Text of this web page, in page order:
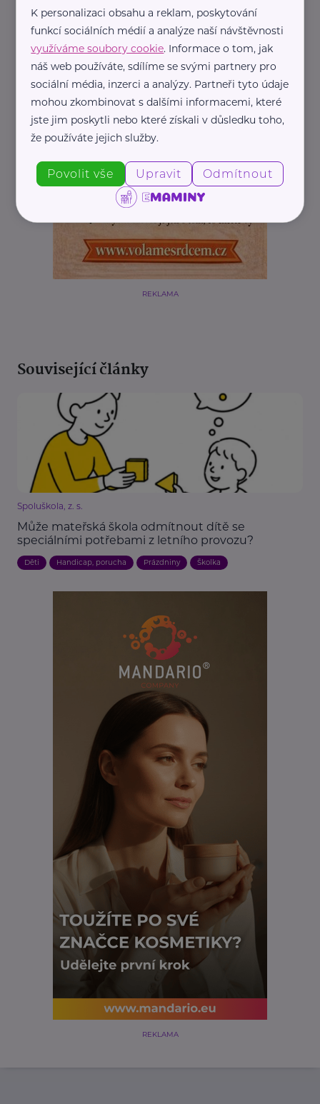
REKLAMA
Související články
Spoluškola, z. s.
Může mateřská škola odmítnout dítě se
speciálními potřebami z letního provozu?
Děti Handicap, porucha Prázdniny Školka
REKLAMA
K personalizaci obsahu a reklam, poskytování
funkcí sociálních médií a analýze naší návštěvnosti
využíváme soubory cookie. Informace o tom, jak
náš web používáte, sdílíme se svými partnery pro
sociální média, inzerci a analýzy. Partneři tyto údaje
mohou zkombinovat s dalšími informacemi, které
jste jim poskytli nebo které získali v důsledku toho,
že používáte jejich služby.
Povolit vše Upravit Odmítnout